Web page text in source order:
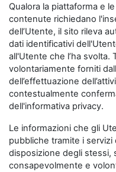
Qualora la piattaforma e
contenute richiedano
dell’Utente, il sito rileva
dati identificativi
all'Utente che l’ha svolta.
volontariamente forniti
dell’effettuazione
contestualmente
dell'informativa privacy.
Le informazioni che gli
pubbliche tramite i
disposizione degli stessi,
consapevolmente e